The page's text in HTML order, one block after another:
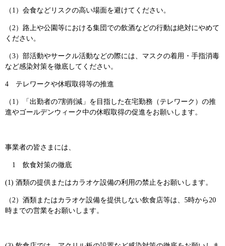
（1）会食などリスクの高い場面を避けてください。
（2）路上や公園等における集団での飲酒などの行動は絶対にやめて
ください。
（3）部活動やサークル活動などの際には、マスクの着用・手指消毒
など感染対策を徹底してください。
4 テレワークや休暇取得等の推進
（1）「出勤者の7割削減」を目指した在宅勤務（テレワーク）の推
進やゴールデンウィーク中の休暇取得の促進をお願いします。
事業者の皆さまには、
1 飲食対策の徹底
(1) 酒類の提供またはカラオケ設備の利用の禁止をお願いします。
（2）酒類またはカラオケ設備を提供しない飲食店等は、5時から20
時までの営業をお願いします。